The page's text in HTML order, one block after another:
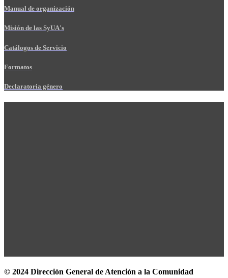
Manual de organización
Misión de las SyUA's
Catálogos de Servicio
Formatos
Declaratoria género
© 2024 Dirección General de Atención a la Comunidad